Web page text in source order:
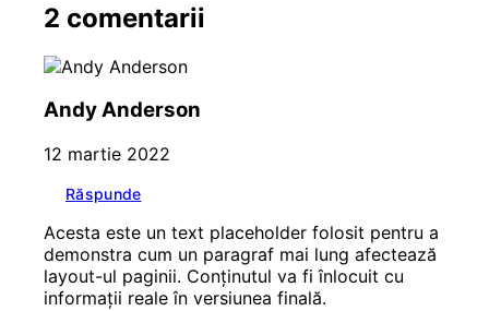
2 comentarii
Andy Anderson
12 martie 2022
Răspunde
Acesta este un text placeholder folosit pentru a
demonstra cum un paragraf mai lung afectează
layout-ul paginii. Conținutul va fi înlocuit cu
informații reale în versiunea finală.